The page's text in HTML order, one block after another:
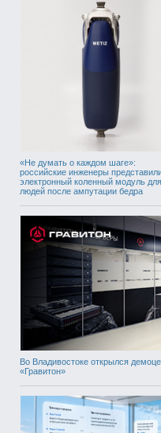
«Не думать о каждом шаге»:
российские инженеры
электронный коленный модуль для
людей после ампутации бедра
Во Владивостоке открылся
«Гравитон»